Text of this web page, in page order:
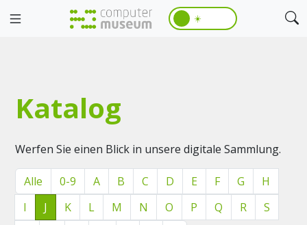
☀️
Katalog
Werfen Sie einen Blick in unsere digitale Sammlung.
Alle 0-9 A B C D E F G
H
I
J K L M N O P Q R
S